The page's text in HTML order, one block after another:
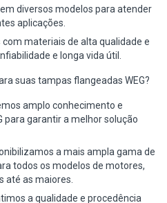
diversos modelos para atender
aplicações.
com materiais de alta qualidade e
e longa vida útil.
suas tampas flangeadas WEG?
amplo conhecimento e
para garantir a melhor solução
a mais ampla gama de
todos os modelos de motores,
até as maiores.
a qualidade e procedência